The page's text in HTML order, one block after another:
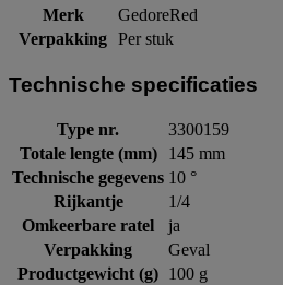
Merk
GedoreRed
Verpakking Per stuk
Technische specificaties
Type nr.
3300159
Totale lengte (mm)
145 mm
Technische gegevens 10 °
Rijkantje
1/4
Omkeerbare ratel
ja
Verpakking
Geval
Productgewicht (g) 100 g